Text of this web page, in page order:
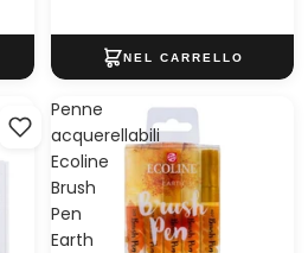
Penne
acquerellabili
Ecoline
Brush
Pen
Earth